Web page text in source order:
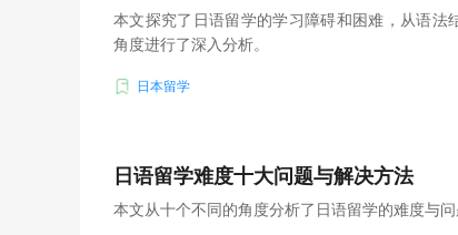
本文探究了日语留学的学习障碍和困难，从语法
角度进行了深入分析。
日本留学
日语留学难度十大问题与解决方法
本文从十个不同的角度分析了日语留学的难度与